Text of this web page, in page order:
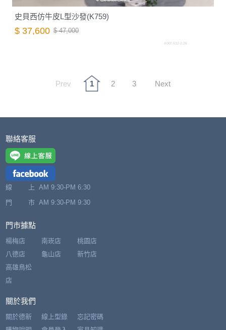
史貝西仿牛皮L型沙發(K759)
$ 37,600 $ 47,000
A007.632-2.26
Prev 1 2 3 Next
聯絡客服
線 上 AM 9:30-PM 6:30
門 市 AM 9:30-PM 9:30
門市據點
楊梅店
八德店
南崁店
龜山店
桃園店
新竹店
高雄鳥松
店
關於我們
關於德新
線上型錄
忘記密碼